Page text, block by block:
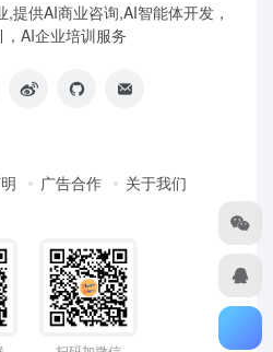
提供AI商业咨询,AI智能体开发，
AI企业培训服务
广告合作 关于我们